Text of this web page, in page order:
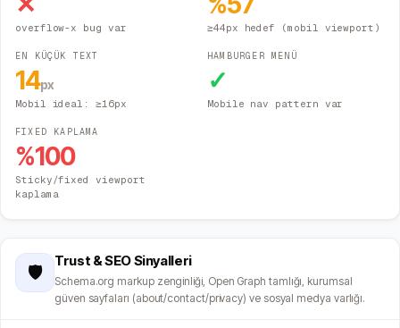
overflow-x bug var ≥44px hedef (mobil viewport)
EN KÜÇÜK TEXT
14px
Mobil ideal: ≥16px
HAMBURGER MENÜ
✓
Mobile nav pattern var
FIXED KAPLAMA
%100
Sticky/fixed viewport
kaplama
🛡️
Trust & SEO Sinyalleri
Schema.org markup zenginliği, Open Graph tamlığı, kurumsal
güven sayfaları (about/contact/privacy) ve sosyal medya varlığı.